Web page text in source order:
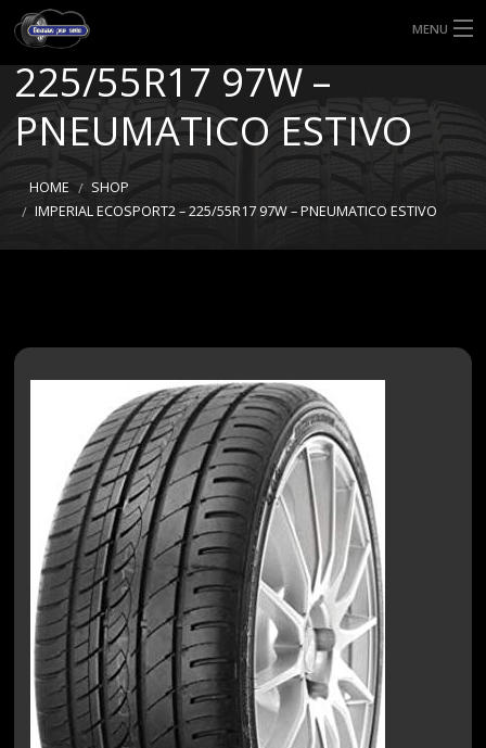
MENU
HOME
TIPI DI GOMME
MISURE GOMME
IMPERIAL ECOSPORT2 –
225/55R17 97W –
PNEUMATICO ESTIVO
HOME
SHOP
IMPERIAL ECOSPORT2 – 225/55R17 97W – PNEUMATICO ESTIVO